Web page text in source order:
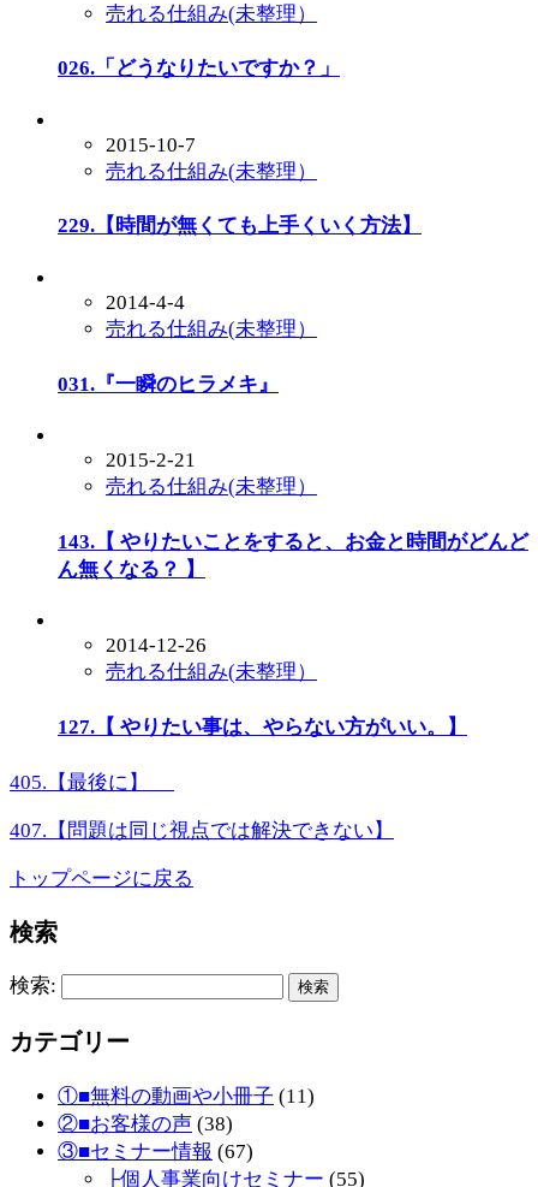
売れる仕組み(未整理）
026.「どうなりたいですか？」
2015-10-7
売れる仕組み(未整理）
229.【時間が無くても上手くいく方法】
2014-4-4
売れる仕組み(未整理）
031.『一瞬のヒラメキ』
2015-2-21
売れる仕組み(未整理）
143.【 やりたいことをすると、お金と時間がどんど
ん無くなる？ 】
2014-12-26
売れる仕組み(未整理）
127.【 やりたい事は、やらない方がいい。】
405.【最後に】
407.【問題は同じ視点では解決できない】
トップページに戻る
検索
検索:
カテゴリー
①■無料の動画や小冊子 (11)
②■お客様の声 (38)
③■セミナー情報 (67)
├個人事業向けセミナー (55)